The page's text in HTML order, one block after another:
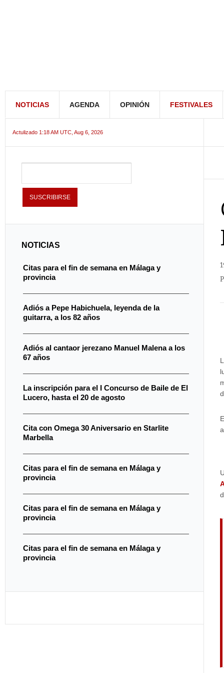
NOTICIAS AGENDA OPINIÓN FESTIVALES
Actulizado 1:18 AM UTC, Aug 6, 2026
NOTICIAS
Citas para el fin de semana en Málaga y
provincia
Adiós a Pepe Habichuela, leyenda de la
guitarra, a los 82 años
Adiós al cantaor jerezano Manuel Malena a los
67 años
La inscripción para el I Concurso de Baile de El
Lucero, hasta el 20 de agosto
Cita con Omega 30 Aniversario en Starlite
Marbella
Citas para el fin de semana en Málaga y
provincia
Citas para el fin de semana en Málaga y
provincia
Citas para el fin de semana en Málaga y
provincia